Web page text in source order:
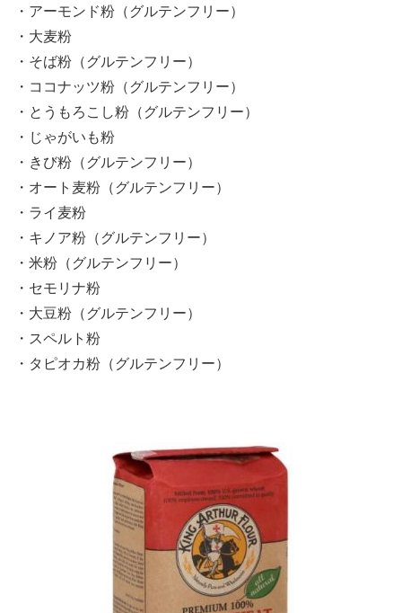
・アーモンド粉（グルテンフリー）
・大麦粉
・そば粉（グルテンフリー）
・ココナッツ粉（グルテンフリー）
・とうもろこし粉（グルテンフリー）
・じゃがいも粉
・きび粉（グルテンフリー）
・オート麦粉（グルテンフリー）
・ライ麦粉
・キノア粉（グルテンフリー）
・米粉（グルテンフリー）
・セモリナ粉
・大豆粉（グルテンフリー）
・スペルト粉
・タピオカ粉（グルテンフリー）